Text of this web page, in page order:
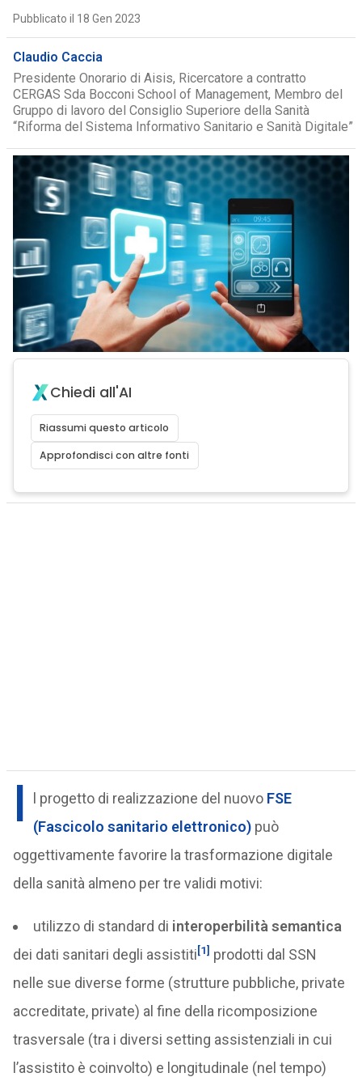
Pubblicato il 18 Gen 2023
Claudio Caccia
Presidente Onorario di Aisis, Ricercatore a contratto
CERGAS Sda Bocconi School of Management, Membro del
Gruppo di lavoro del Consiglio Superiore della Sanità
“Riforma del Sistema Informativo Sanitario e Sanità Digitale”
Chiedi all'AI
Riassumi questo articolo
Approfondisci con altre fonti
I l progetto di realizzazione del nuovoFSE
(Fascicolo sanitario elettronico) può
oggettivamente favorire la trasformazione digitale
della sanità almeno per tre validi motivi:
utilizzo di standard di interoperbilità semantica
dei dati sanitari degli assistiti[1] prodotti dal SSN
nelle sue diverse forme (strutture pubbliche, private
accreditate, private) al fine della ricomposizione
trasversale (tra i diversi setting assistenziali in cui
l’assistito è coinvolto) e longitudinale (nel tempo)